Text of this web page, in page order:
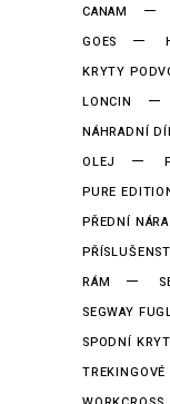
CANAM
GOES
KRYTY
LONCIN
NÁHRADNÍ
OLEJ
PURE
PŘEDNÍ
RÁM
SEGWAY
SPODNÍ